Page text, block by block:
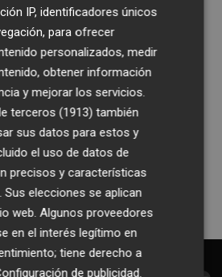
la actualidad de
en tu correo
suscribirme
IP, identificadores únicos
para ofrecer
personalizados, medir
obtener información
y mejorar los servicios.
terceros (1913) también
sus datos para estos y
el uso de datos de
precisos y características
Sus elecciones se aplican
web. Algunos proveedores
en el interés legítimo en
tiene derecho a
de publicidad.